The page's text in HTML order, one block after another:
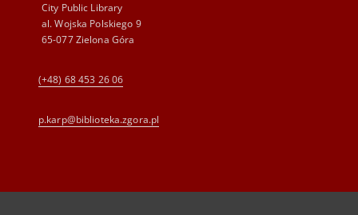
City Public Library
al. Wojska Polskiego 9
65-077 Zielona Góra
(+48) 68 453 26 06
p.karp@biblioteka.zgora.pl